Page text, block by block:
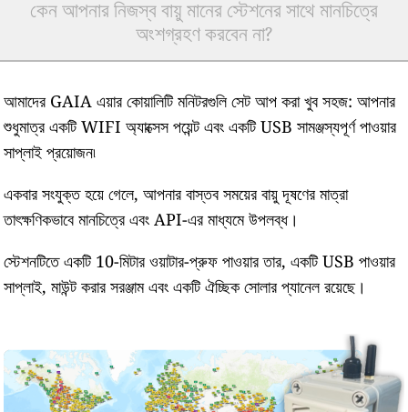
কেন আপনার নিজস্ব বায়ু মানের স্টেশনের সাথে মানচিত্রে
অংশগ্রহণ করবেন না?
আমাদের GAIA এয়ার কোয়ালিটি মনিটরগুলি সেট আপ করা খুব সহজ: আপনার
শুধুমাত্র একটি WIFI অ্যাক্সেস পয়েন্ট এবং একটি USB সামঞ্জস্যপূর্ণ পাওয়ার
সাপ্লাই প্রয়োজন৷
একবার সংযুক্ত হয়ে গেলে, আপনার বাস্তব সময়ের বায়ু দূষণের মাত্রা
তাৎক্ষণিকভাবে মানচিত্রে এবং API-এর মাধ্যমে উপলব্ধ।
স্টেশনটিতে একটি 10-মিটার ওয়াটার-প্রুফ পাওয়ার তার, একটি USB পাওয়ার
সাপ্লাই, মাউন্ট করার সরঞ্জাম এবং একটি ঐচ্ছিক সোলার প্যানেল রয়েছে।